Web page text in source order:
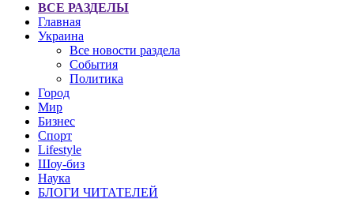
ВСЕ РАЗДЕЛЫ
Главная
Украина
Все новости раздела
События
Политика
Город
Мир
Бизнес
Спорт
Lifestyle
Шоу-биз
Наука
БЛОГИ ЧИТАТЕЛЕЙ